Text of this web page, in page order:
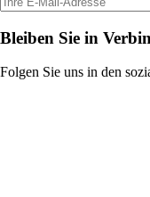
Bleiben Sie in
Folgen Sie uns in den